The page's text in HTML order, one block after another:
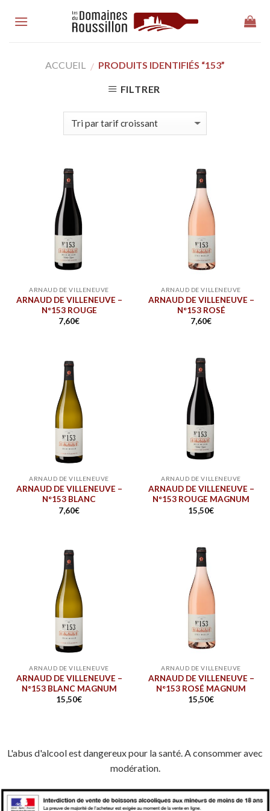
ACCUEIL / PRODUITS IDENTIFIÉS “153”
FILTRER
ARNAUD DE VILLENEUVE
ARNAUD DE VILLENEUVE –
N°153 ROUGE
7,60€
ARNAUD DE VILLENEUVE
ARNAUD DE VILLENEUVE –
N°153 ROSÉ
7,60€
ARNAUD DE VILLENEUVE
ARNAUD DE VILLENEUVE –
N°153 BLANC
7,60€
ARNAUD DE VILLENEUVE
ARNAUD DE VILLENEUVE –
N°153 ROUGE MAGNUM
15,50€
ARNAUD DE VILLENEUVE
ARNAUD DE VILLENEUVE –
N°153 BLANC MAGNUM
15,50€
ARNAUD DE VILLENEUVE
ARNAUD DE VILLENEUVE –
N°153 ROSÉ MAGNUM
15,50€
L'abus d'alcool est dangereux pour la santé. A consommer avec
modération.